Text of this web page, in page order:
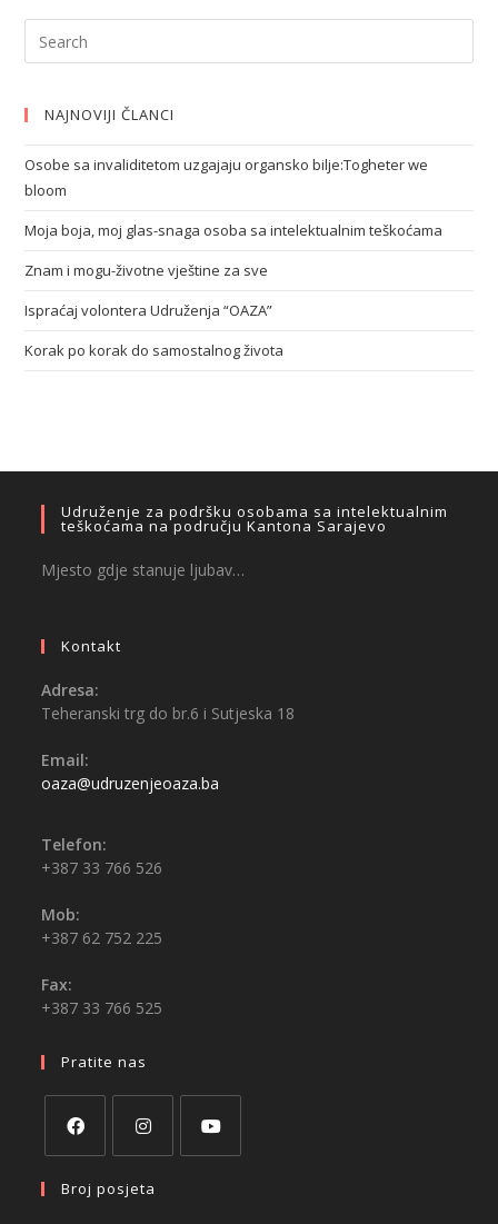
NAJNOVIJI ČLANCI
Osobe sa invaliditetom uzgajaju organsko bilje:Togheter we
bloom
Moja boja, moj glas-snaga osoba sa intelektualnim teškoćama
Znam i mogu-životne vještine za sve
Ispraćaj volontera Udruženja “OAZA”
Korak po korak do samostalnog života
Udruženje za podršku osobama sa intelektualnim
teškoćama na području Kantona Sarajevo
Mjesto gdje stanuje ljubav…
Kontakt
Adresa:
Teheranski trg do br.6 i Sutjeska 18
Email:
oaza@udruzenjeoaza.ba
Telefon:
+387 33 766 526
Mob:
+387 62 752 225
Fax:
+387 33 766 525
Pratite nas
Broj posjeta